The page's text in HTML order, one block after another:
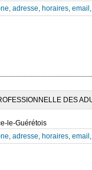
adresse, horaires,
DES
le-Guérétois
adresse, horaires,